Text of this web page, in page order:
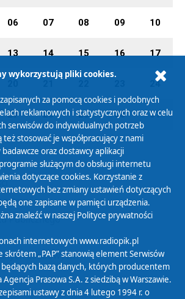
06 07 08 09 10
13 14 15 16 17
24
27 28 29 30 31
z Serwisu
Publicznego
osobowych
wykorzystują pliki cookies.
za pomocą cookies i podobnych
reklamowych i statystycznych oraz w celu
serwisów do indywidualnych potrzeb
stosować je współpracujący z nami
oraz dostawcy aplikacji
służącym do obsługi internetu
dotyczące cookies. Korzystanie z
bez zmiany ustawień dotyczących
one zapisane w pamięci urządzenia.
znaleźć w naszej Polityce prywatności
internetowych www.radiopik.pl
skrótem „PAP” stanowią element Serwisów
bazą danych, których producentem
Agencja Prasowa S.A. z siedzibą w Warszawie.
ustawy z dnia 4 lutego 1994 r. o